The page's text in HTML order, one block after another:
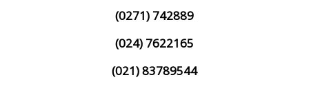
(0271) 742889
(024) 7622165
(021) 83789544